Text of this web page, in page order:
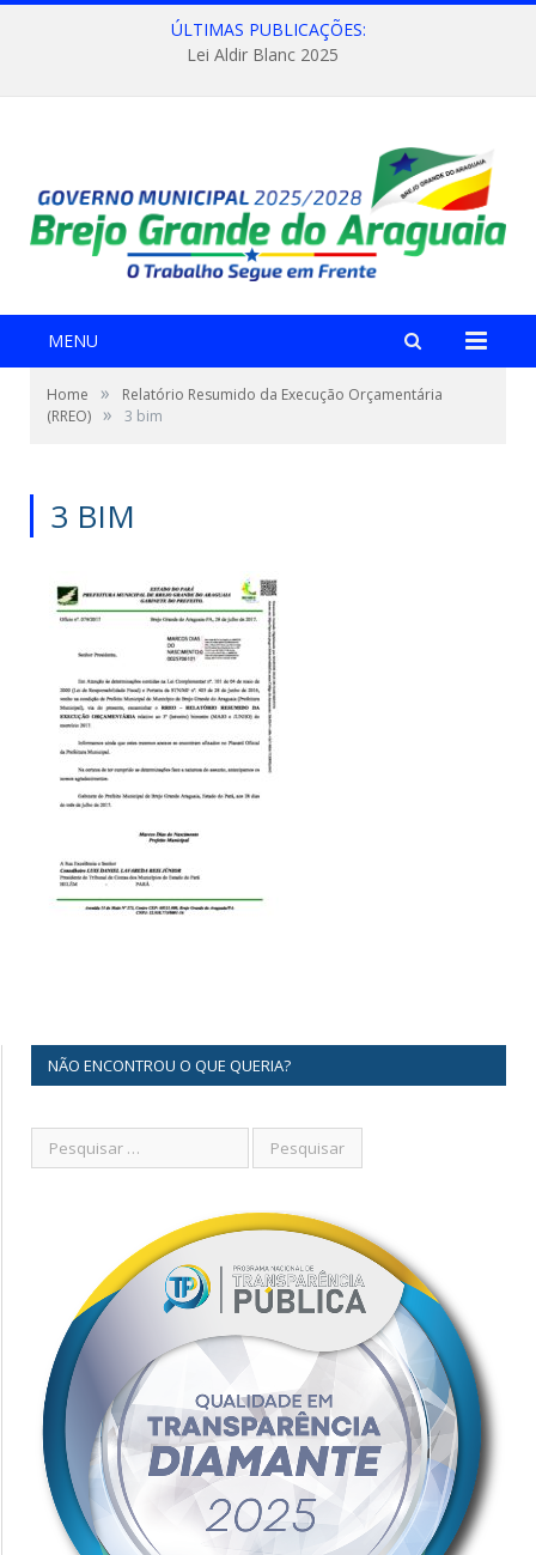
ÚLTIMAS PUBLICAÇÕES:
Lei Aldir Blanc 2025
MENU
Home »
Relatório Resumido da Execução Orçamentária
(RREO) » 3 bim
3 BIM
NÃO ENCONTROU O QUE QUERIA?